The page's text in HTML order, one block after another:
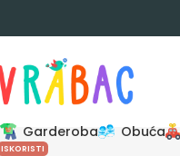
Garderoba Obuća
ISKORISTI